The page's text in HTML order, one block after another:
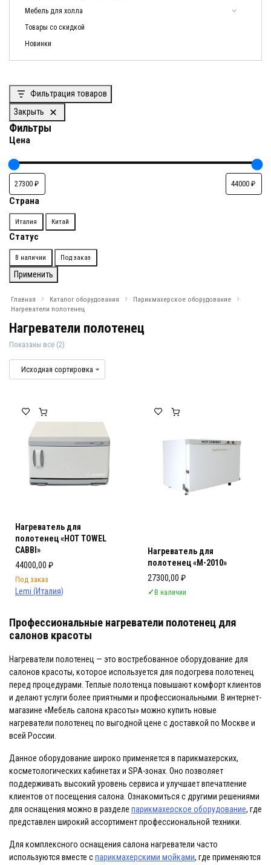
Главная Каталог оборудования
Парикмахерское оборудование
Нагреватели полотенец
Нагреватели полотенец
Показаны все (2)
Нагреватель для
полотенец «HOT TOWEL
CABBI»
44000,00 ₽
Под заказ
Lemi (Италия)
Нагреватель для
полотенец «М-2010»
27300,00 ₽
✓В наличии
Профессиональные нагреватели полотенец для
салонов красоты
Нагреватели полотенец — это востребованное оборудование для
салонов красоты, которое используется для подогрева полотенец
перед процедурами. Теплые полотенца повышают комфорт клиентов
и делают услуги более приятными и профессиональными. В интернет-
магазине «Мебель салона красоты» можно купить новые
нагреватели полотенец по выгодной цене с доставкой по Москве и
всей России.
Данное оборудование широко применяется в парикмахерских,
косметологических кабинетах и SPA-зонах. Оно позволяет
поддерживать высокий уровень сервиса и улучшает впечатление
клиентов от посещения салона. Ознакомиться с другими решениями
для оснащения можно в разделе парикмахерское оборудование, где
представлен широкий ассортимент профессиональной техники.
Для комплексного оснащения салона нагреватели часто
используются вместе спарикмахерскими мойками, где применяются
Мебель для холла
Товары со скидкой
Новинки
Фильтрация товаров
Закрыть
Фильтры
Цена
Страна
Страна
Италия Китай
Статус
Доступность
В наличии Под заказ
Применить